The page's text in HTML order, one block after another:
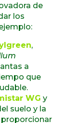
de
los
,
a
que
WG y
suelo y la